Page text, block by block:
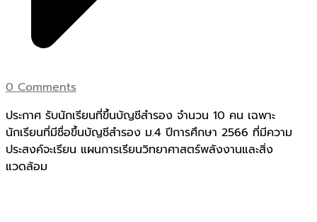
0 Comments
ประกาศ รับนักเรียนที่ขึ้นบัญชีสำรอง จำนวน 10 คน เฉพาะ
นักเรียนที่มีชื่อขึ้นบัญชีสำรอง ม.4 ปีการศึกษา 2566 ที่มีความ
ประสงค์จะเรียน แผนการเรียนวิทยาศาสตร์พลังงานและสิ่ง
แวดล้อม